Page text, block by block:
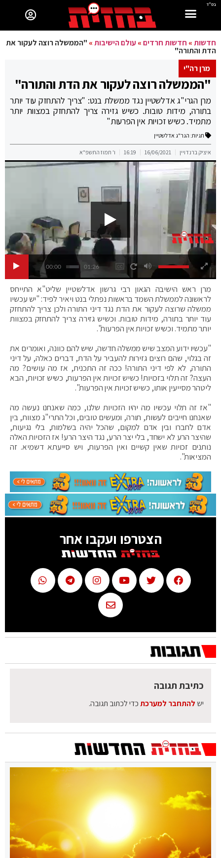
בס"ד
חדשות» חדשות חרדים»עולם הישיבות» "הממשלה רוצה לעקור את
הדת והתורה"
מרן רה"י
"הממשלה רוצה לעקור את הדת והתורה"
מרן הגרי"ג אדלשטיין נגד ממשלת בנט: "צריך להתחזק עוד יותר
בתורה, מידות טובות. כשיש גזירה צריך להתחזק במצוות יותר
מתמיד. כשיש זכויות אין הפרעות"
תגיות: הגר"ג אדלשטיין
איציק ברנדויין 16/06/2021
16:19 ו' תמוז התשפ"א
00:00 01:26
מרן ראש הישיבה הגאון רבי גרשון אדלשטיין שליט"א התייחס
לראשונה לממשלת השמד בראשות נפתלי בנט ויאיר לפיד: "יש עכשיו
ממשלה שרוצה לעקור את הדת נגד דיני התורה ולכן צריך להתחזק
עוד יותר בתורה, מידות טובות. וכשיש גזירה צריך להתחזק במצוות
יותר מתמיד. וכשיש זכויות אין הפרעות".
"עכשיו ידוע המצב שיש ממשלה חדשה, שיש להם כוונה, ואומרים את
זה בגלוי, שהם רוצים גזירות להעביר על הדת, דברים כאלה, על דיני
התורה, לא לפי דיני התורה! ככה זה התכנית, אז מה עושים? מה
העצה? זה תלוי בזכויות! כשיש זכויות אין הפרעות, כשיש זכויות, הבא
ליטהר מסייעין אותו, כשיש זכויות אין הפרעות".
"אז זה תלוי עכשיו מה יהיו הזכויות שלנו, כמה שאנחנו נעשה מה
שאנחנו חייבים לעשות, תורה, ומעשים טובים, וכל התרי"ג מצוות, בין
אדם לחברו ובין אדם למקום, שהכל יהיה בשלמות, בלי נגיעות,
שהיצר הרע לא ישחד, בלי יצר הרע, נגד היצר הרע! אז הזכויות האלה
נותנים זכויות שאין קשיים ואין הפרעות, ויש סייעתא דשמיא. זה
המציאות".
הצטרפו ועקבו אחר
כתיבת תגובה
יש להתחבר למערכתכדי לכתוב תגובה.